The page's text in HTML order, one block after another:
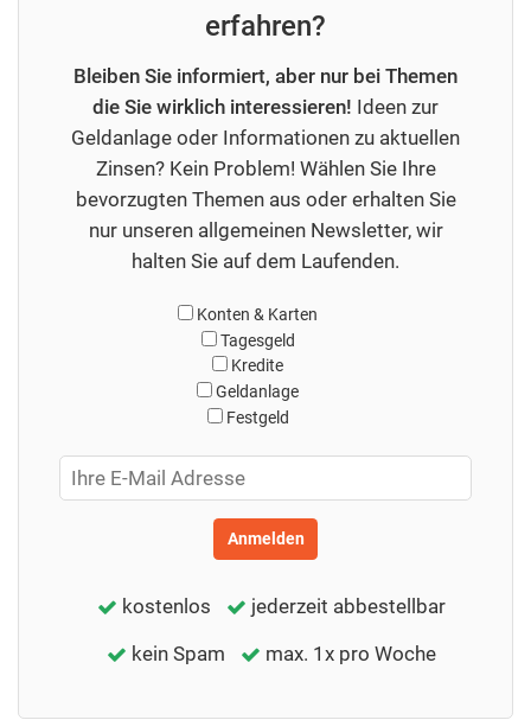
erfahren?
Bleiben Sie informiert, aber nur bei Themen
die Sie wirklich interessieren! Ideen zur
Geldanlage oder Informationen zu aktuellen
Zinsen? Kein Problem! Wählen Sie Ihre
bevorzugten Themen aus oder erhalten Sie
nur unseren allgemeinen Newsletter, wir
halten Sie auf dem Laufenden.
Konten & Karten
Tagesgeld
Kredite
Geldanlage
Festgeld
Anmelden
kostenlos
jederzeit abbestellbar
kein Spam
max. 1x pro Woche